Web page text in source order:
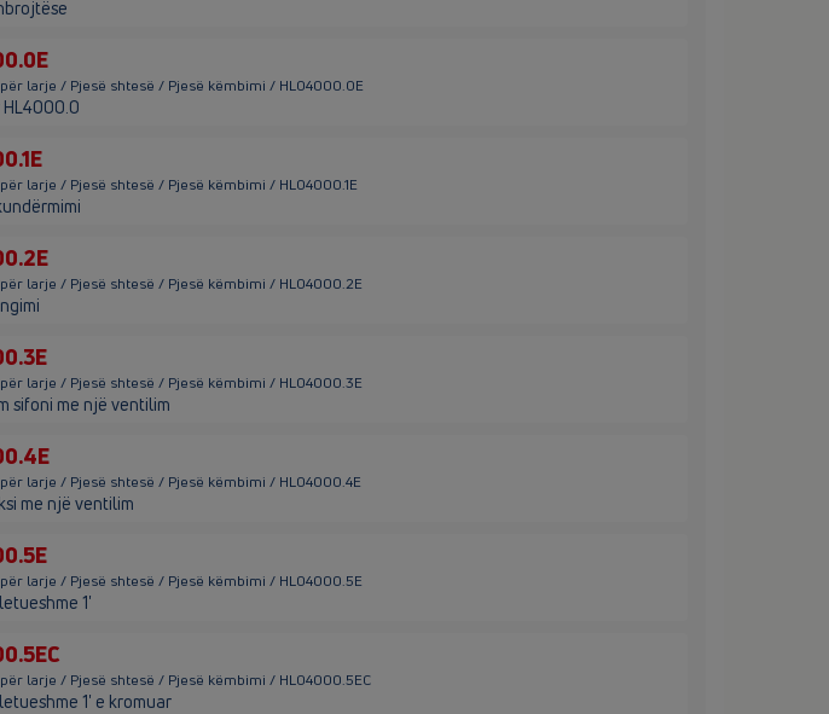
larje / Pjesë shtesë / Pjesë këmbimi / HL04000.0E
HL4000.0
larje / Pjesë shtesë / Pjesë këmbimi / HL04000.1E
larje / Pjesë shtesë / Pjesë këmbimi / HL04000.2E
larje / Pjesë shtesë / Pjesë këmbimi / HL04000.3E
sifoni me një ventilim
larje / Pjesë shtesë / Pjesë këmbimi / HL04000.4E
me një ventilim
larje / Pjesë shtesë / Pjesë këmbimi / HL04000.5E
1'
larje / Pjesë shtesë / Pjesë këmbimi / HL04000.5EC
1' e kromuar